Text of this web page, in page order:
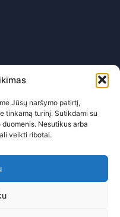
Jūsų naršymo patirtį,
tinkamą turinį. Sutikdami su
Nesutikus arba
veikti ribotai.
| Pirkimo
Kopijuoti, platinti